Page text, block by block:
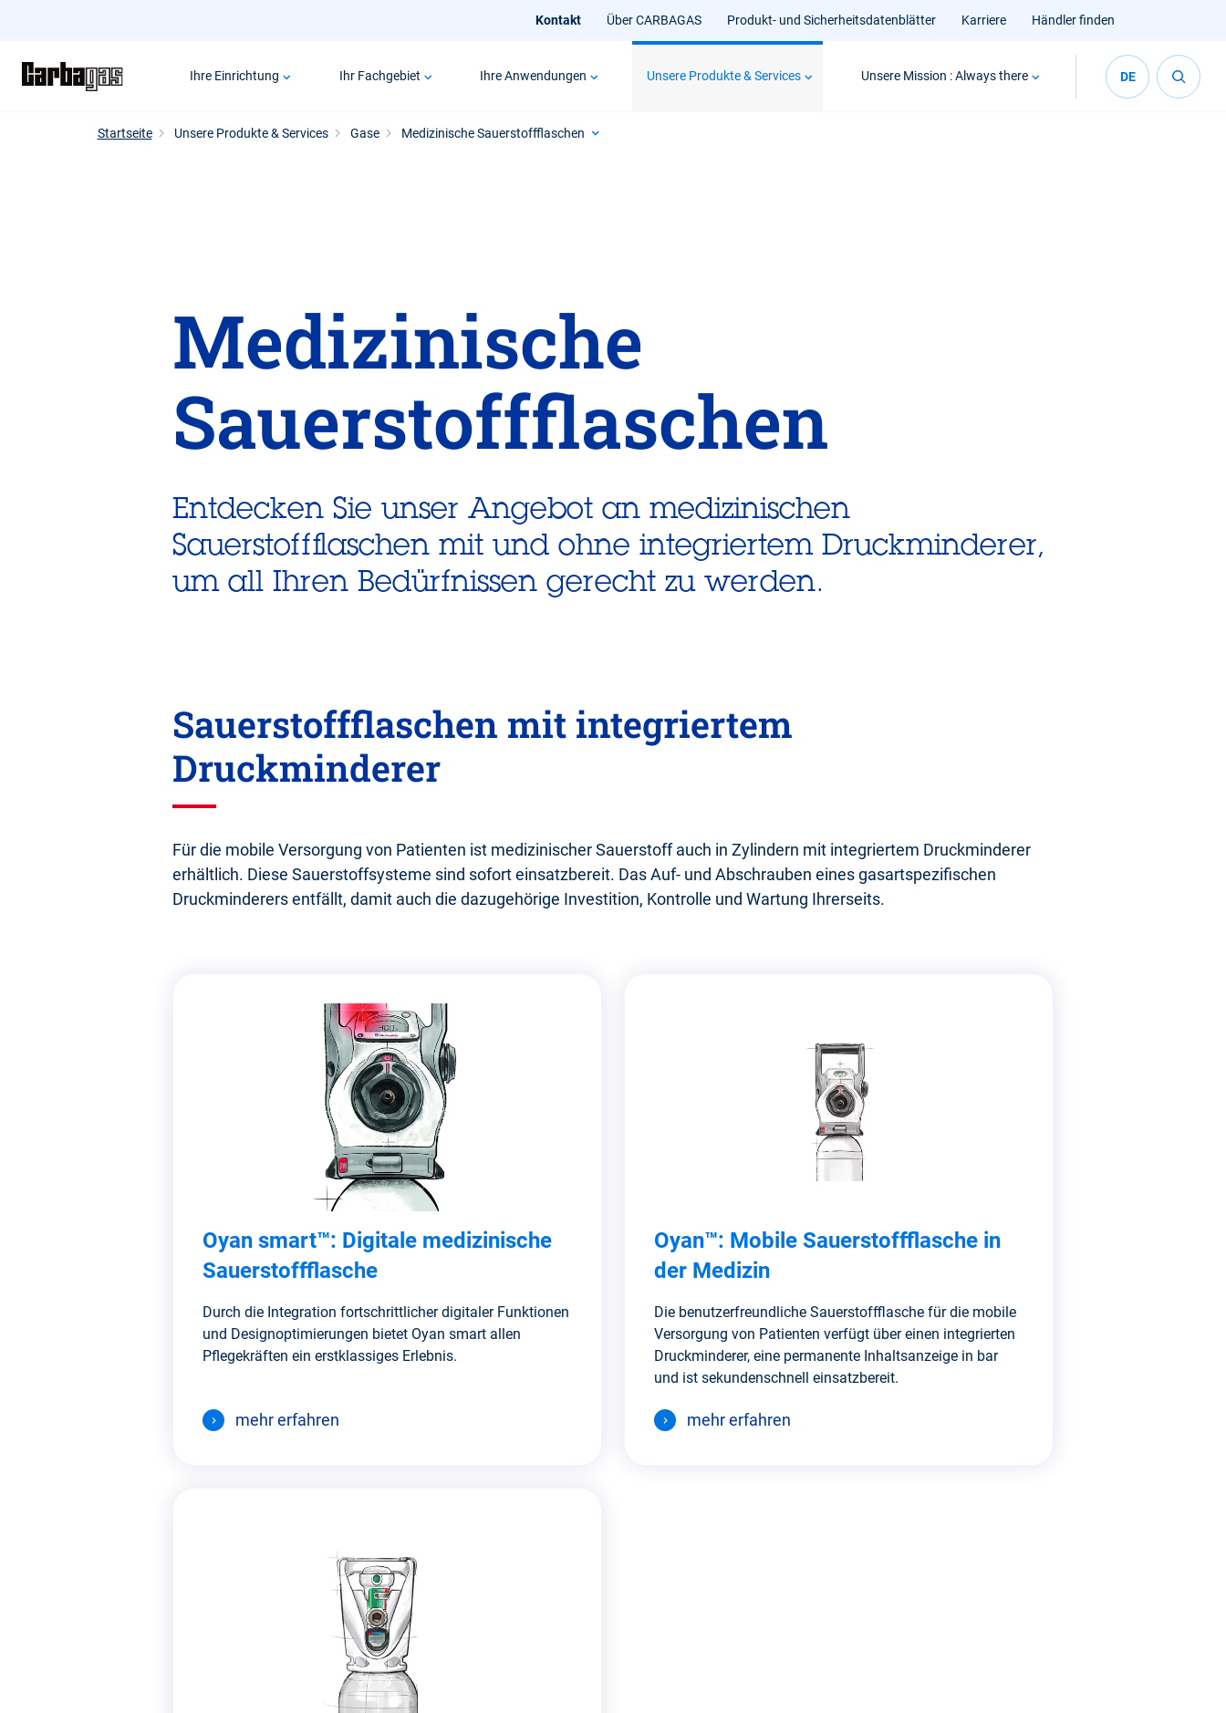
springen
Kontakt Über CARBAGAS Produkt- und Sicherheitsdatenblätter Karriere Händler finden
Ihre Einrichtung Ihr Fachgebiet Ihre Anwendungen Unsere Produkte & Services Unsere Mission : Always there DE
Startseite Unsere Produkte & Services Gase Medizinische Sauerstoffflaschen
Medizinische
Sauerstoffflaschen
Entdecken Sie unser Angebot an medizinischen
Sauerstoffflaschen mit und ohne integriertem Druckminderer,
um all Ihren Bedürfnissen gerecht zu werden.
Sauerstoffflaschen mit integriertem
Druckminderer
Für die mobile Versorgung von Patienten ist medizinischer Sauerstoff auch in Zylindern mit integriertem Druckminderer
erhältlich. Diese Sauerstoffsysteme sind sofort einsatzbereit. Das Auf- und Abschrauben eines gasartspezifischen
Druckminderers entfällt, damit auch die dazugehörige Investition, Kontrolle und Wartung Ihrerseits.
Oyan smart™: Digitale medizinische
Sauerstoffflasche
Durch die Integration fortschrittlicher digitaler Funktionen
und Designoptimierungen bietet Oyan smart allen
Pflegekräften ein erstklassiges Erlebnis.
mehr erfahren
Oyan™: Mobile Sauerstoffflasche in
der Medizin
Die benutzerfreundliche Sauerstoffflasche für die mobile
Versorgung von Patienten verfügt über einen integrierten
Druckminderer, eine permanente Inhaltsanzeige in bar
und ist sekundenschnell einsatzbereit.
mehr erfahren